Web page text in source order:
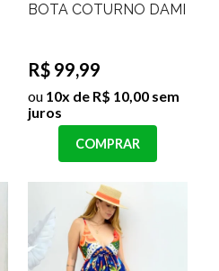
BOTA COTURNO DAMI
R$ 99,99
ou 10x de R$ 10,00 sem
juros
COMPRAR